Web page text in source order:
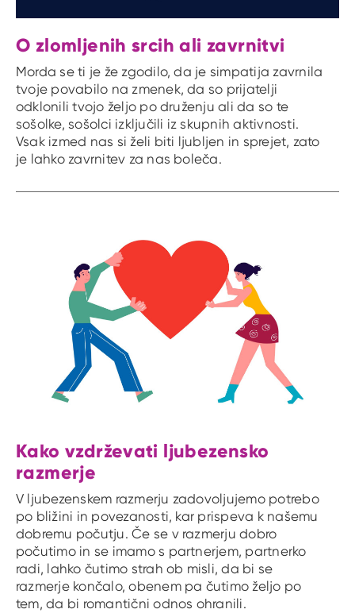
O zlomljenih srcih ali zavrnitvi
Morda se ti je že zgodilo, da je simpatija zavrnila
tvoje povabilo na zmenek, da so prijatelji
odklonili tvojo željo po druženju ali da so te
sošolke, sošolci izključili iz skupnih aktivnosti.
Vsak izmed nas si želi biti ljubljen in sprejet, zato
je lahko zavrnitev za nas boleča.
Kako vzdrževati ljubezensko
razmerje
V ljubezenskem razmerju zadovoljujemo potrebo
po bližini in povezanosti, kar prispeva k našemu
dobremu počutju. Če se v razmerju dobro
počutimo in se imamo s partnerjem, partnerko
radi, lahko čutimo strah ob misli, da bi se
razmerje končalo, obenem pa čutimo željo po
tem, da bi romantični odnos ohranili.